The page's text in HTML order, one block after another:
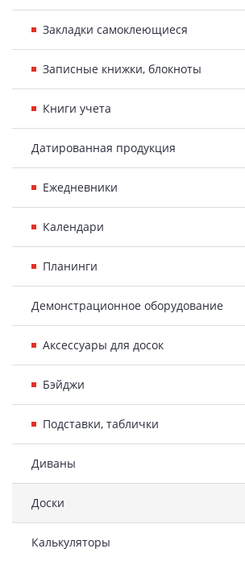
Закладки самоклеющиеся
Записные книжки, блокноты
Книги учета
Датированная продукция
Ежедневники
Календари
Планинги
Демонстрационное оборудование
Аксессуары для досок
Бэйджи
Подставки, таблички
Диваны
Доски
Калькуляторы